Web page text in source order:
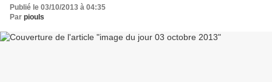
Publié le 03/10/2013 à 04:35
Par piouls